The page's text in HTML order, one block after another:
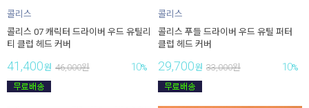
콜리스
콜리스 07 캐릭터 드라이버 우드 유틸리
티 클럽 헤드 커버
41,400원 46,000원 10%
콜리스
콜리스 푸들 드라이버 우드 유틸 퍼터
클럽 헤드 커버
29,700원 33,000원 10%